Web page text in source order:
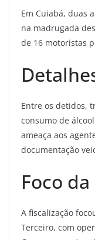
Em Cuiabá, duas
na madrugada
de 16 motoristas
Entre os detidos,
consumo de
ameaça aos
documentação
Foco
A fiscalização
Terceiro, com